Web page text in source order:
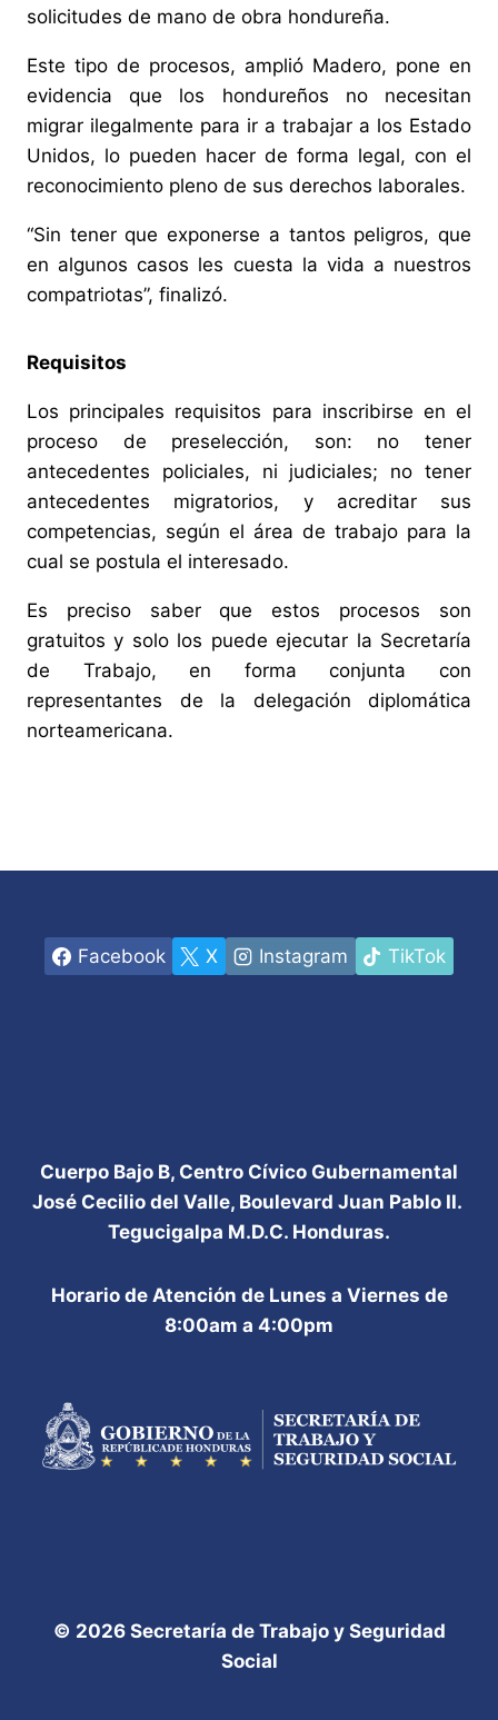
solicitudes de mano de obra hondureña.
Este tipo de procesos, amplió Madero, pone en
evidencia que los hondureños no necesitan
migrar ilegalmente para ir a trabajar a los Estado
Unidos, lo pueden hacer de forma legal, con el
reconocimiento pleno de sus derechos laborales.
“Sin tener que exponerse a tantos peligros, que
en algunos casos les cuesta la vida a nuestros
compatriotas”, finalizó.
Requisitos
Los principales requisitos para inscribirse en el
proceso de preselección, son: no tener
antecedentes policiales, ni judiciales; no tener
antecedentes migratorios, y acreditar sus
competencias, según el área de trabajo para la
cual se postula el interesado.
Es preciso saber que estos procesos son
gratuitos y solo los puede ejecutar la Secretaría
de Trabajo, en forma conjunta con
representantes de la delegación diplomática
norteamericana.
Facebook X Instagram TikTok
Cuerpo Bajo B, Centro Cívico Gubernamental
José Cecilio del Valle, Boulevard Juan Pablo II.
Tegucigalpa M.D.C. Honduras.
Horario de Atención de Lunes a Viernes de
8:00am a 4:00pm
© 2026 Secretaría de Trabajo y Seguridad
Social